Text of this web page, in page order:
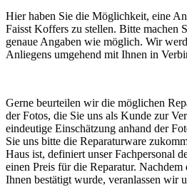
Hier haben Sie die Möglichkeit, eine
Faisst Koffers zu stellen. Bitte machen
genaue Angaben wie möglich. Wir
Anliegens umgehend mit Ihnen in
Gerne beurteilen wir die möglichen
der Fotos, die Sie uns als Kunde zur
eindeutige Einschätzung anhand der
Sie uns bitte die Reparaturware
Haus ist, definiert unser Fachpersonal
einen Preis für die Reparatur.
Ihnen bestätigt wurde, veranlassen wir